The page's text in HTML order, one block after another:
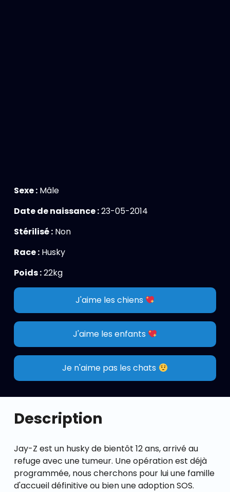
Sexe : Mâle
Date de naissance :23-05-2014
Stérilisé : Non
Race : Husky
Poids :22kg
J'aime les chiens
J'aime les enfants
Je n'aime pas les chats
Description
Jay-Z est un husky de bientôt 12 ans, arrivé au
refuge avec une tumeur. Une opération est déjà
programmée, nous cherchons pour lui une famille
d'accueil définitive ou bien une adoption SOS.